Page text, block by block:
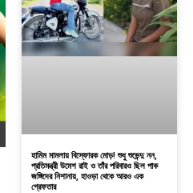
হামিম মামলায় বিস্ফোরক মোড়! শুধু শুভেন্দু নন,
প্রতিমন্ত্রী উমেশ রাই ও তাঁর পরিবারও ছিল পাক
জঙ্গিদের নিশানায়, হাওড়া থেকে আরও এক
গ্রেফতার